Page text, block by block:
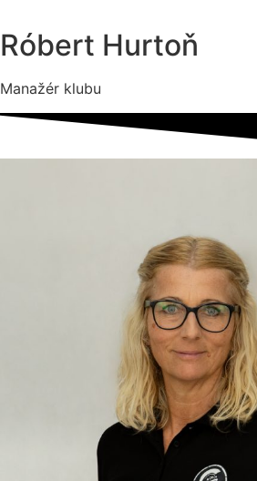
Róbert Hurtoň
Manažér klubu